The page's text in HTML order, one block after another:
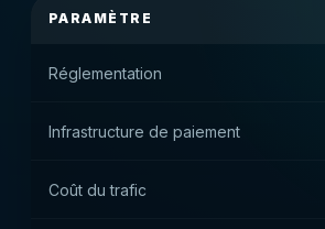
PARAMÈTRE
Réglementation
Infrastructure de paiement
Coût du trafic